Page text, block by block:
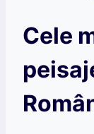
Cele